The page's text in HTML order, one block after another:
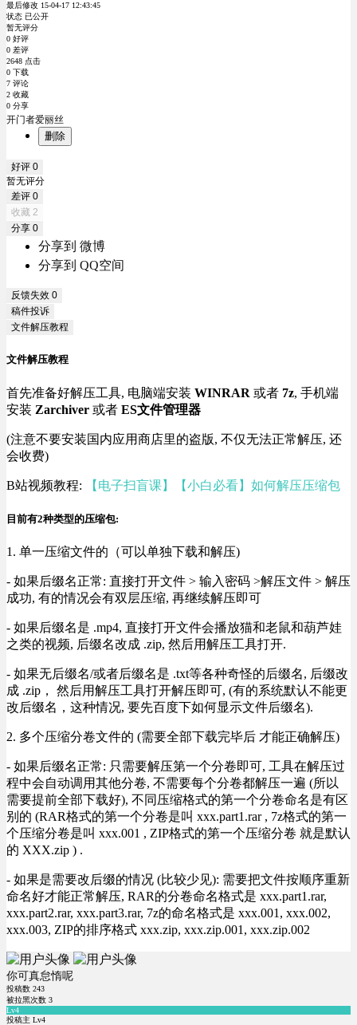
最后修改 15-04-17 12:43:45
状态 已公开
暂无评分
0 好评
0 差评
2648 点击
0 下载
7 评论
2 收藏
0 分享
开门者爱丽丝
删除
好评 0
暂无评分
差评 0
收藏 2
分享 0
分享到 微博
分享到 QQ空间
反馈失效 0
稿件投诉
文件解压教程
文件解压教程
首先准备好解压工具, 电脑端安装 WINRAR 或者 7z, 手机端
安装 Zarchiver 或者 ES文件管理器
(注意不要安装国内应用商店里的盗版, 不仅无法正常解压, 还
会收费)
B站视频教程: 【电子扫盲课】【小白必看】如何解压压缩包
目前有2种类型的压缩包:
1. 单一压缩文件的（可以单独下载和解压)
- 如果后缀名正常: 直接打开文件 > 输入密码 >解压文件 > 解压
成功, 有的情况会有双层压缩, 再继续解压即可
- 如果后缀名是 .mp4, 直接打开文件会播放猫和老鼠和葫芦娃
之类的视频, 后缀名改成 .zip, 然后用解压工具打开.
- 如果无后缀名/或者后缀名是 .txt等各种奇怪的后缀名, 后缀改
成 .zip， 然后用解压工具打开解压即可, (有的系统默认不能更
改后缀名，这种情况, 要先百度下如何显示文件后缀名).
2. 多个压缩分卷文件的 (需要全部下载完毕后 才能正确解压)
- 如果后缀名正常: 只需要解压第一个分卷即可, 工具在解压过
程中会自动调用其他分卷, 不需要每个分卷都解压一遍 (所以
需要提前全部下载好), 不同压缩格式的第一个分卷命名是有区
别的 (RAR格式的第一个分卷是叫 xxx.part1.rar , 7z格式的第一
个压缩分卷是叫 xxx.001 , ZIP格式的第一个压缩分卷 就是默认
的 XXX.zip ) .
- 如果是需要改后缀的情况 (比较少见): 需要把文件按顺序重新
命名好才能正常解压, RAR的分卷命名格式是 xxx.part1.rar,
xxx.part2.rar, xxx.part3.rar, 7z的命名格式是 xxx.001, xxx.002,
xxx.003, ZIP的排序格式 xxx.zip, xxx.zip.001, xxx.zip.002
你可真怠惰呢
投稿数 243
被拉黑次数 3
Lv4
投稿主 Lv4